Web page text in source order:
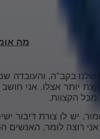
מה
בקב"ה, והעובדה
יותר אצלו. אני
הקצוות.
יש לו צורת דיבור
רוצה לומר,